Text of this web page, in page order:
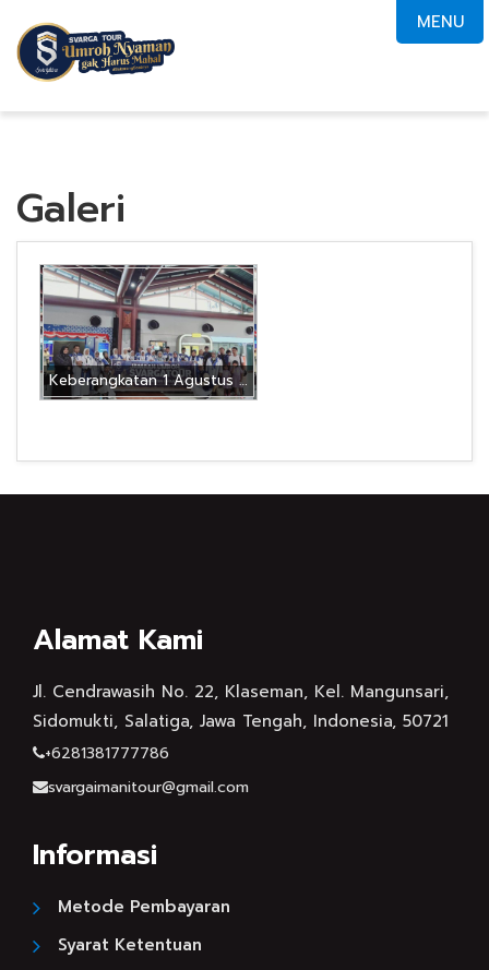
Galeri
Keberangkatan 1 Agustus 2024
Alamat Kami
Jl. Cendrawasih No. 22, Klaseman, Kel. Mangunsari,
Sidomukti, Salatiga, Jawa Tengah, Indonesia, 50721
+6281381777786
svargaimanitour@gmail.com
Informasi
Metode Pembayaran
Syarat Ketentuan
MENU